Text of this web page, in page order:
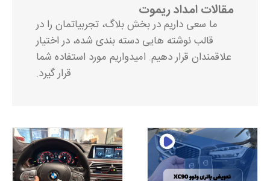
مقالات امداد ریموت
ما سعی داریم در بخش بلاگ، تجربیاتمان را در
قالب نوشته هایی دسته بندی شده، در اختیار
علاقمندان قرار دهیم. امیدواریم مورد استفاده شما
قرار گیرد.
مراحل تعویض باتری ریموت
ولوو XC90